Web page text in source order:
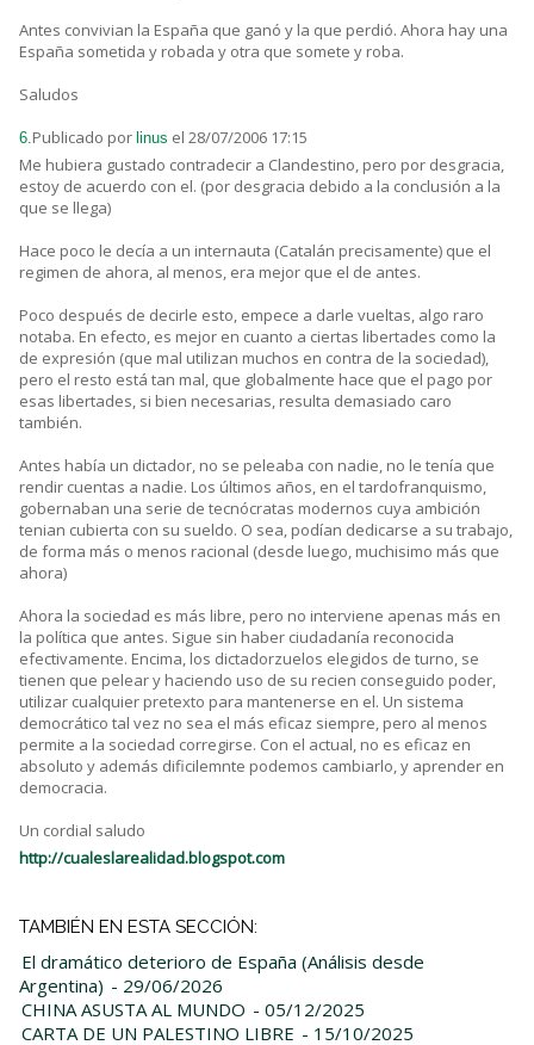
Antes convivian la España que ganó y la que perdió. Ahora hay una
España sometida y robada y otra que somete y roba.
Saludos
6.Publicado por linus el 28/07/2006 17:15
Me hubiera gustado contradecir a Clandestino, pero por desgracia,
estoy de acuerdo con el. (por desgracia debido a la conclusión a la
que se llega)
Hace poco le decía a un internauta (Catalán precisamente) que el
regimen de ahora, al menos, era mejor que el de antes.
Poco después de decirle esto, empece a darle vueltas, algo raro
notaba. En efecto, es mejor en cuanto a ciertas libertades como la
de expresión (que mal utilizan muchos en contra de la sociedad),
pero el resto está tan mal, que globalmente hace que el pago por
esas libertades, si bien necesarias, resulta demasiado caro
también.
Antes había un dictador, no se peleaba con nadie, no le tenía que
rendir cuentas a nadie. Los últimos años, en el tardofranquismo,
gobernaban una serie de tecnócratas modernos cuya ambición
tenian cubierta con su sueldo. O sea, podían dedicarse a su trabajo,
de forma más o menos racional (desde luego, muchisimo más que
ahora)
Ahora la sociedad es más libre, pero no interviene apenas más en
la política que antes. Sigue sin haber ciudadanía reconocida
efectivamente. Encima, los dictadorzuelos elegidos de turno, se
tienen que pelear y haciendo uso de su recien conseguido poder,
utilizar cualquier pretexto para mantenerse en el. Un sistema
democrático tal vez no sea el más eficaz siempre, pero al menos
permite a la sociedad corregirse. Con el actual, no es eficaz en
absoluto y además dificilemnte podemos cambiarlo, y aprender en
democracia.
Un cordial saludo
http://cualeslarealidad.blogspot.com
TAMBIÉN EN ESTA SECCIÓN:
El dramático deterioro de España (Análisis desde
Argentina) - 29/06/2026
CHINA ASUSTA AL MUNDO - 05/12/2025
CARTA DE UN PALESTINO LIBRE - 15/10/2025